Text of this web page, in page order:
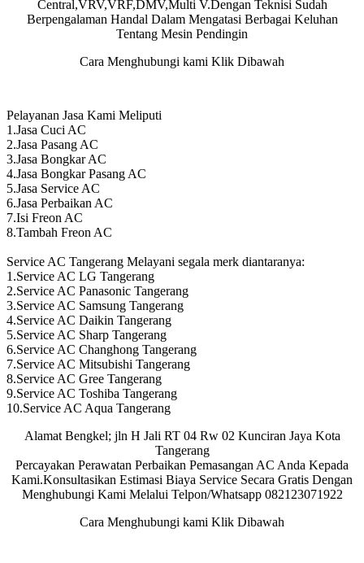
Central,VRV,VRF,DMV,Multi V.Dengan Teknisi Sudah
Berpengalaman Handal Dalam Mengatasi Berbagai Keluhan
Tentang Mesin Pendingin
Cara Menghubungi kami Klik Dibawah
Pelayanan Jasa Kami Meliputi
1.Jasa Cuci AC
2.Jasa Pasang AC
3.Jasa Bongkar AC
4.Jasa Bongkar Pasang AC
5.Jasa Service AC
6.Jasa Perbaikan AC
7.Isi Freon AC
8.Tambah Freon AC
Service AC Tangerang Melayani segala merk diantaranya:
1.Service AC LG Tangerang
2.Service AC Panasonic Tangerang
3.Service AC Samsung Tangerang
4.Service AC Daikin Tangerang
5.Service AC Sharp Tangerang
6.Service AC Changhong Tangerang
7.Service AC Mitsubishi Tangerang
8.Service AC Gree Tangerang
9.Service AC Toshiba Tangerang
10.Service AC Aqua Tangerang
Alamat Bengkel; jln H Jali RT 04 Rw 02 Kunciran Jaya Kota
Tangerang
Percayakan Perawatan Perbaikan Pemasangan AC Anda Kepada
Kami.Konsultasikan Estimasi Biaya Service Secara Gratis Dengan
Menghubungi Kami Melalui Telpon/Whatsapp 082123071922
Cara Menghubungi kami Klik Dibawah